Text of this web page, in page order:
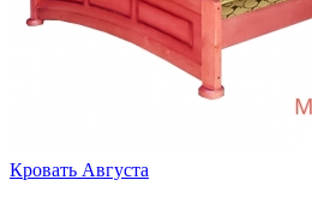
Кровать Августа